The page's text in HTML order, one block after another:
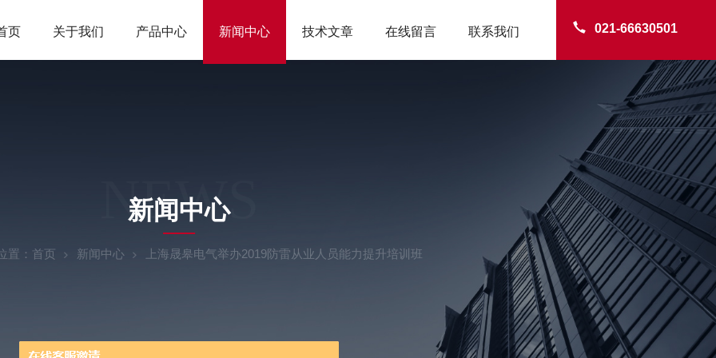
021-66630501
页 关于我们 产品中心 新闻中心 技术文章 在线留言 联系我们
NEWS
新闻中心
置： 首页 新闻中心 上海晟皋电气举办2019防雷从业人员能力提升培训班